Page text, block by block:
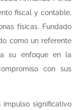
fiscal y contable,
físicas. Fundado
como un referente
su enfoque en la
con sus
impulso significativo